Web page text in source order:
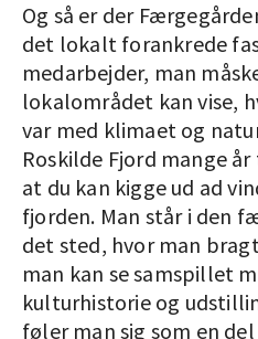
Og så er der
det lokalt forankrede
medarbejder, man
lokalområdet kan vise,
var med klimaet og
Roskilde Fjord mange
at du kan kigge ud ad
fjorden. Man står i den
det sted, hvor man
man kan se samspillet
kulturhistorie og
føler man sig som en